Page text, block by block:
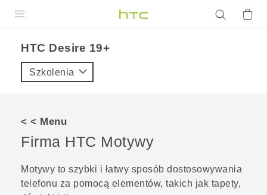
VIVE
POMOC TECHNICZNA
‎HTC Desire 19+‎‎
Szkolenia
< < Menu
Firma HTC Motywy
Motywy to szybki i łatwy sposób dostosowywania
telefonu za pomocą elementów, takich jak tapety,